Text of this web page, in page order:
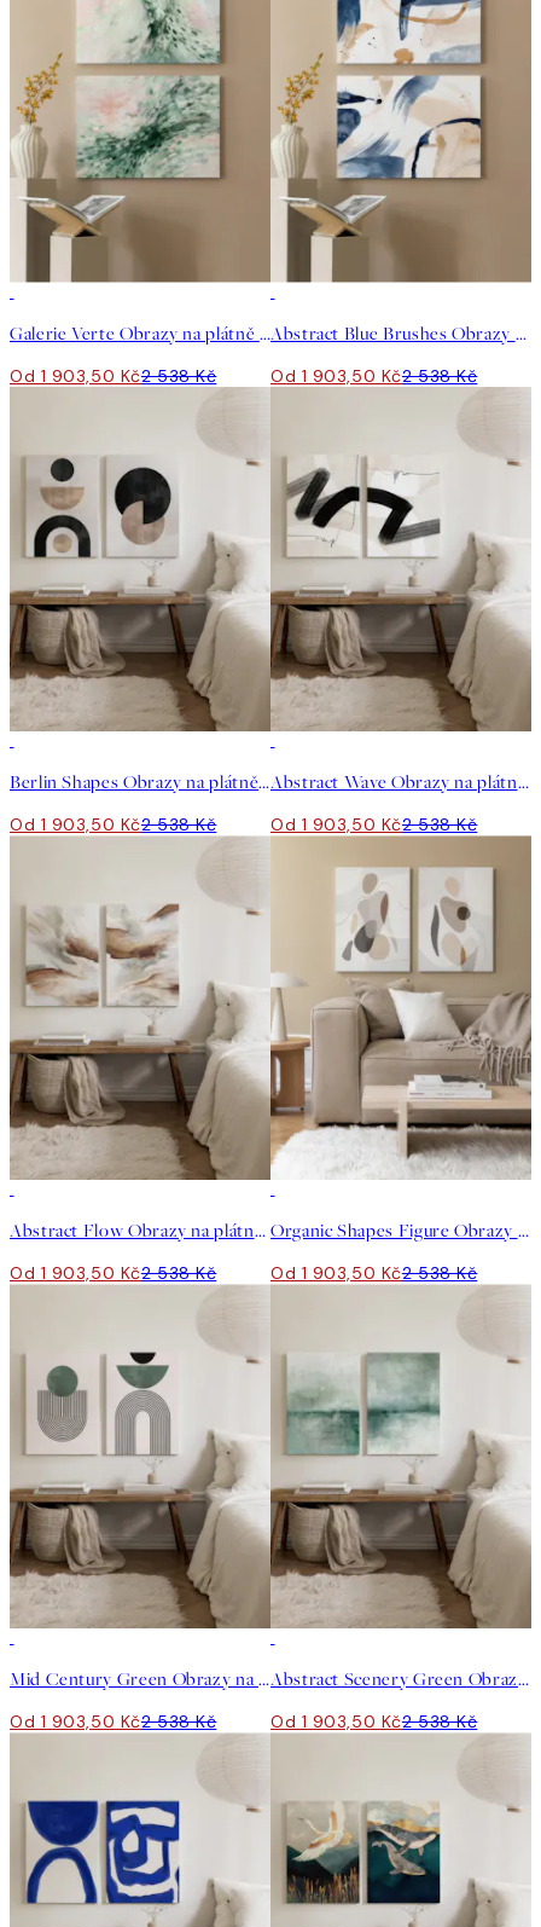
Galerie Verte Obrazy na plátně Duo
Od 1 903,50 Kč2 538 Kč
Abstract Blue Brushes Obrazy na plátně Duo
Od 1 903,50 Kč2 538 Kč
Berlin Shapes Obrazy na plátně Duo
Od 1 903,50 Kč2 538 Kč
Abstract Wave Obrazy na plátně Duo
Od 1 903,50 Kč2 538 Kč
Abstract Flow Obrazy na plátně Duo
Od 1 903,50 Kč2 538 Kč
Organic Shapes Figure Obrazy na plátně Duo
Od 1 903,50 Kč2 538 Kč
Mid Century Green Obrazy na plátně Duo
Od 1 903,50 Kč2 538 Kč
Abstract Scenery Green Obrazy na plátně Duo
Od 1 903,50 Kč2 538 Kč